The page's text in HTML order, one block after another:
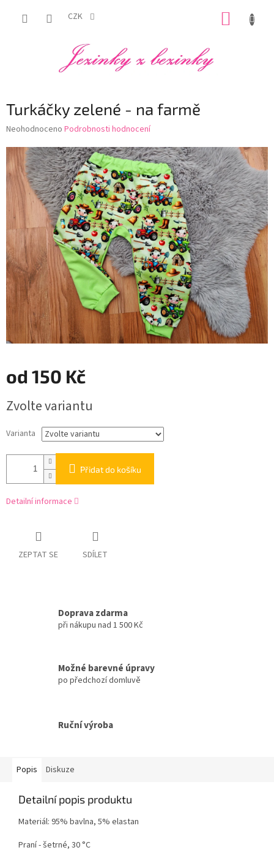
CZK
Turkáčky zelené - na farmě
Průměrné
produktu
je
0,0
z
5
hvězdiček.
Neohodnoceno Podrobnosti hodnocení
od 150 Kč
cena:
Zvolte variantu
Varianta
Přidat do košíku
Detailní informace
ZEPTAT SE SDÍLET
Doprava zdarma
při nákupu nad 1 500 Kč
Možné barevné úpravy
po předchozí domluvě
Ruční výroba
Popis Diskuze
Detailní popis produktu
Materiál: 95% bavlna, 5% elastan
Praní - šetrné, 30 °C